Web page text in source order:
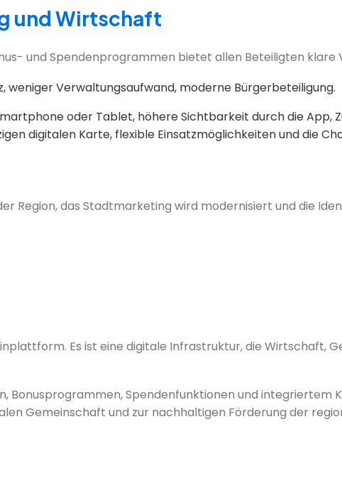
und Wirtschaft
und Spendenprogrammen bietet allen Beteiligten klare
weniger Verwaltungsaufwand, moderne Bürgerbeteiligung.
oder Tablet, höhere Sichtbarkeit durch die App,
digitalen Karte, flexible Einsatzmöglichkeiten und die
Region, das Stadtmarketing wird modernisiert und die
Es ist eine digitale Infrastruktur, die Wirtschaft,
Bonusprogrammen, Spendenfunktionen und integriertem
Gemeinschaft und zur nachhaltigen Förderung der